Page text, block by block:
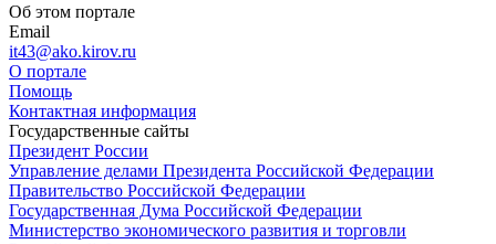
Об этом портале
Email
it43@ako.kirov.ru
О портале
Помощь
Контактная информация
Государственные сайты
Президент России
Управление делами Президента Российской Федерации
Правительство Российской Федерации
Государственная Дума Российской Федерации
Министерство экономического развития и торговли